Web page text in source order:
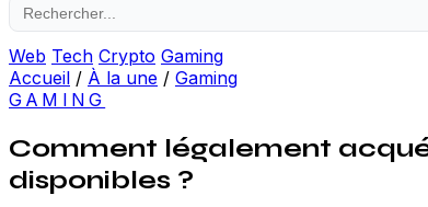
Web Tech Crypto Gaming
Accueil / À la une / Gaming
GAMING
Comment légalement
disponibles ?